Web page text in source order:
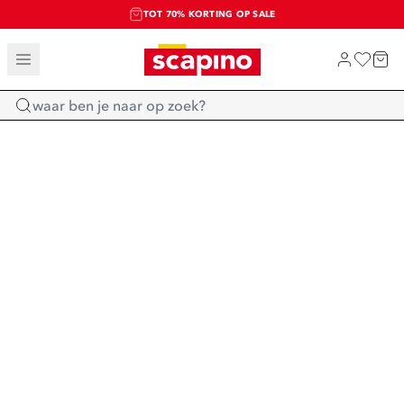
TOT 70% KORTING OP SALE
SALE: LAATSTE KANS!
SHOP NIEUW
Home